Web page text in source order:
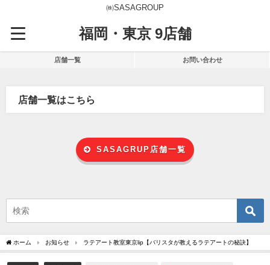
㈱SASAGROUP
福岡・東京 9店舗
店舗一覧 お問い合わせ
店舗一覧はこちら
SASAGRUP店舗一覧
ホーム お知らせ ラテアート教室東京lip【バリスタが教えるラテアートの秘訣】